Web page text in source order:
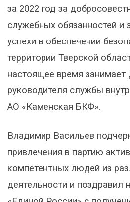
за 2022 год за
служебных обязанностей и
успехи в обеспечении
территории Тверской
настоящее время занимает
руководителя службы
АО «Каменская БКФ».
Владимир Васильев
привлечения в партию
компетентных людей из
деятельности и поздравил